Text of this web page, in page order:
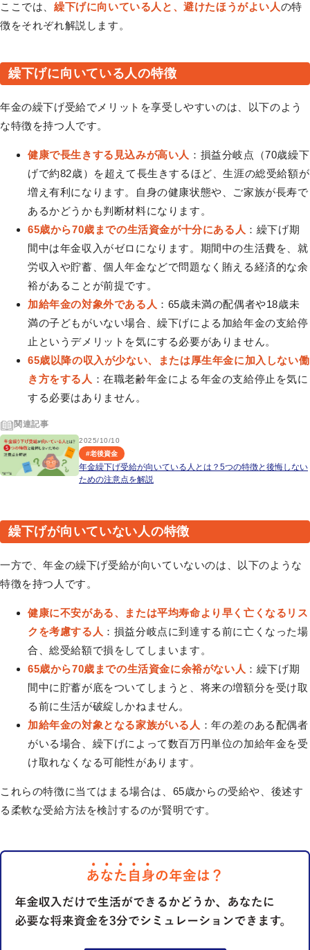
ここでは、 繰下げに向いている人と、避けたほうがよい人の特
徴をそれぞれ解説します。
繰下げに向いている人の特徴
年金の繰下げ受給でメリットを享受しやすいのは、以下のよう
な特徴を持つ人です。
健康で長生きする見込みが高い人 ：損益分岐点（70歳繰下
げで約82歳）を超えて長生きするほど、生涯の総受給額が
増え有利になります。自身の健康状態や、ご家族が長寿で
あるかどうかも判断材料になります。
65歳から70歳までの生活資金が十分にある人 ：繰下げ期
間中は年金収入がゼロになります。期間中の生活費を、就
労収入や貯蓄、個人年金などで問題なく賄える経済的な余
裕があることが前提です。
加給年金の対象外である人 ：65歳未満の配偶者や18歳未
満の子どもがいない場合、繰下げによる加給年金の支給停
止というデメリットを気にする必要がありません。
65歳以降の収入が少ない、または厚生年金に加入しない働
き方をする人 ：在職老齢年金による年金の支給停止を気に
する必要はありません。
関連記事
2025/10/10
#老後資金
年金繰下げ受給が向いている人とは？5つの特徴と後悔しない
ための注意点を解説
繰下げが向いていない人の特徴
一方で、年金の繰下げ受給が向いていないのは、以下のような
特徴を持つ人です。
健康に不安がある、または平均寿命より早く亡くなるリス
クを考慮する人 ：損益分岐点に到達する前に亡くなった場
合、総受給額で損をしてしまいます。
65歳から70歳までの生活資金に余裕がない人 ：繰下げ期
間中に貯蓄が底をついてしまうと、将来の増額分を受け取
る前に生活が破綻しかねません。
加給年金の対象となる家族がいる人 ：年の差のある配偶者
がいる場合、繰下げによって数百万円単位の加給年金を受
け取れなくなる可能性があります。
これらの特徴に当てはまる場合は、65歳からの受給や、後述す
る柔軟な受給方法を検討するのが賢明です。